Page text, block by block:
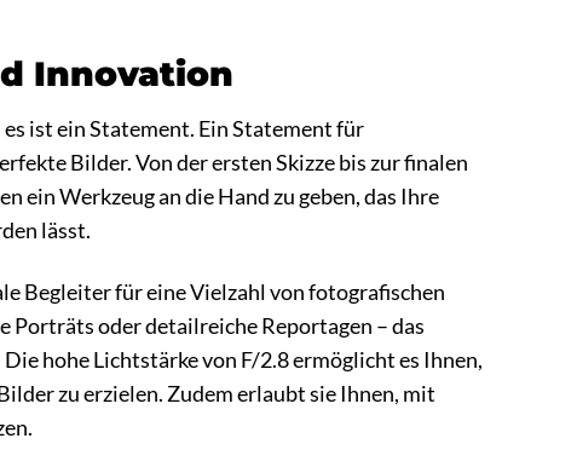
Innovation
ist ein Statement. Ein Statement für
Bilder. Von der ersten Skizze bis zur finalen
ein Werkzeug an die Hand zu geben, das Ihre
lässt.
Begleiter für eine Vielzahl von fotografischen
Porträts oder detailreiche Reportagen – das
hohe Lichtstärke von F/2.8 ermöglicht es Ihnen,
zu erzielen. Zudem erlaubt sie Ihnen, mit